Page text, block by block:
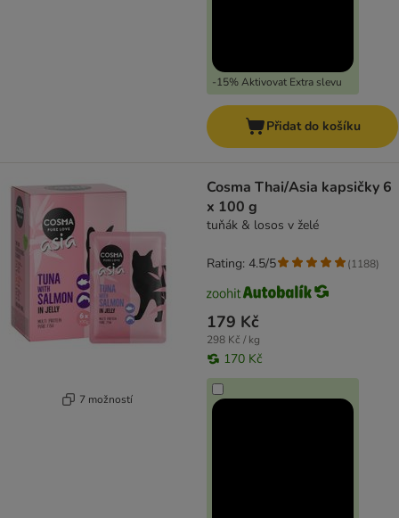
-15% Aktivovat Extra slevu
Přidat do košíku
7 možností
Cosma Thai/Asia kapsičky 6
x 100 g
tuňák & losos v želé
179 Kč
298 Kč / kg
170 Kč
Rating: 4.5/5 (1188)